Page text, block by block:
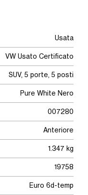
Usata
VW Usato Certificato
SUV, 5 porte, 5 posti
Pure White Nero
007280
Anteriore
1.347 kg
19758
Euro 6d-temp